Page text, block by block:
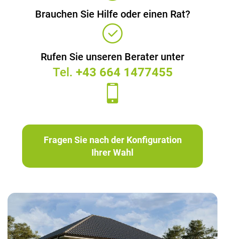
Brauchen Sie Hilfe oder einen Rat?
Rufen Sie unseren Berater unter
Tel. +43 664 1477455
Fragen Sie nach der Konfiguration
Ihrer Wahl